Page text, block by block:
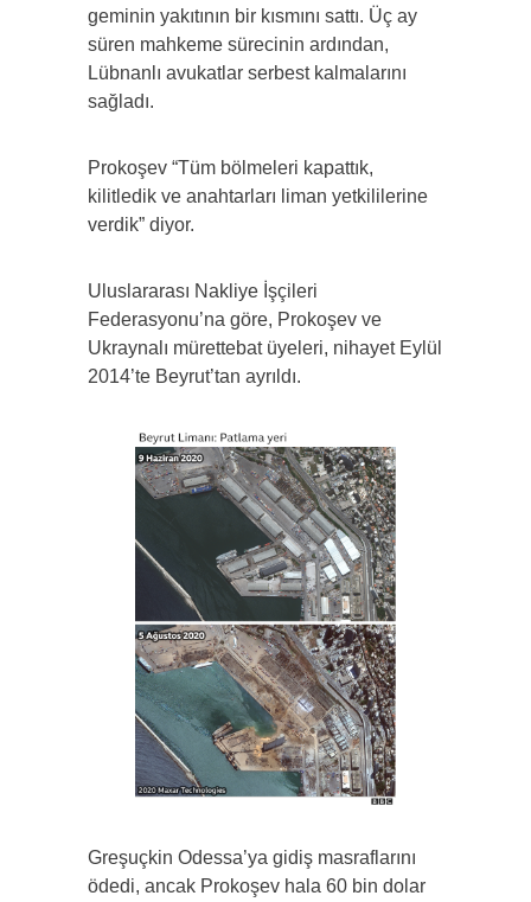
geminin yakıtının bir kısmını sattı. Üç ay
süren mahkeme sürecinin ardından,
Lübnanlı avukatlar serbest kalmalarını
sağladı.
Prokoşev “Tüm bölmeleri kapattık,
kilitledik ve anahtarları liman yetkililerine
verdik” diyor.
Uluslararası Nakliye İşçileri
Federasyonu’na göre, Prokoşev ve
Ukraynalı mürettebat üyeleri, nihayet Eylül
2014’te Beyrut’tan ayrıldı.
Greşuçkin Odessa’ya gidiş masraflarını
ödedi, ancak Prokoşev hala 60 bin dolar